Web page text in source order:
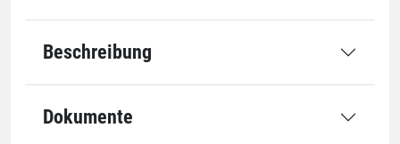
Abmessung
Bandbreite
12,7 mm
Länge
Beschreibung
Dokumente